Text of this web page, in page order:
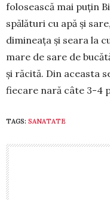
folosească mai puţin
spălături cu apă şi
dimi­neaţa şi seara la
mare de sare de
şi ră­cită. Din aceasta
fiecare nară câte 3-4
TAGS: SANATATE